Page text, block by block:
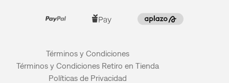
Términos y Condiciones
Términos y Condiciones Retiro en Tienda
Políticas de Privacidad